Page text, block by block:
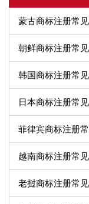
商标争议
商标转让
蒙古商标注册常
朝鲜商标注册常
韩国商标注册常
日本商标注册常
菲律宾商标注册
越南商标注册常
老挝商标注册常